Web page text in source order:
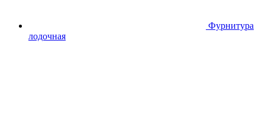
Фурнитура
лодочная